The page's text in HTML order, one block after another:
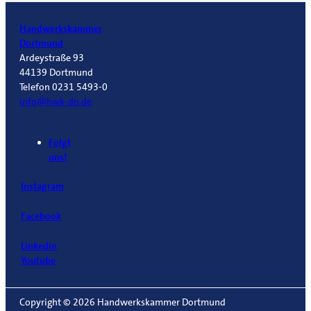
Handwerkskammer
Dortmund
Ardeystraße 93
44139 Dortmund
Telefon 0231 5493-0
info@hwk-do.de
Folgt
uns!
Instagram
Facebook
Linkedin
Youtube
Copyright © 2026 Handwerkskammer Dortmund